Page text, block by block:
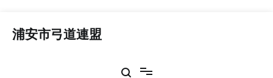
浦安市弓道連盟